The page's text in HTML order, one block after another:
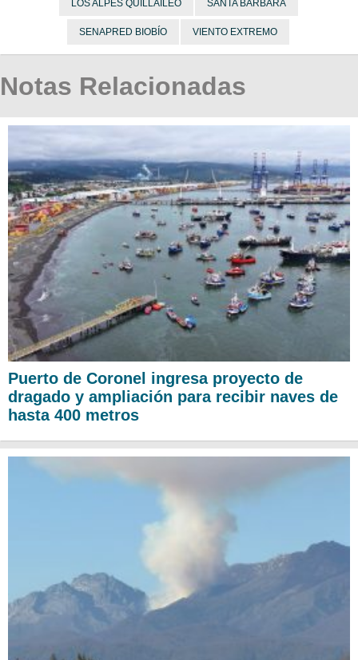
LOS ALPES QUILLAILEO SANTA BÁRBARA
SENAPRED BIOBÍO VIENTO EXTREMO
Notas Relacionadas
Puerto de Coronel ingresa proyecto de
dragado y ampliación para recibir naves de
hasta 400 metros